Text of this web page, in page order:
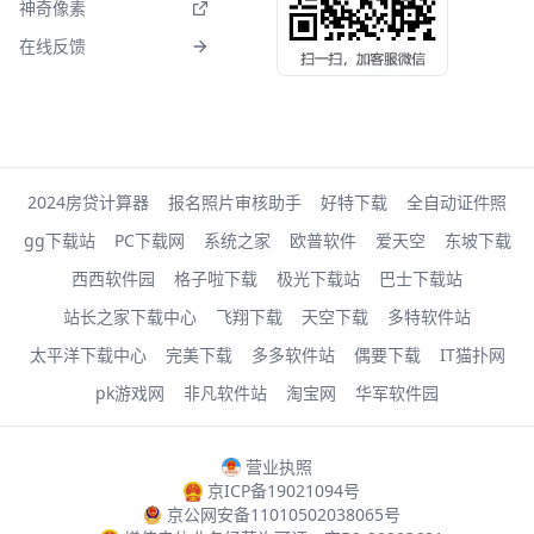
神奇像素
在线反馈
2024房贷计算器 报名照片审核助手 好特下载
全自动证件照
gg下载站
PC下载网 系统之家 欧普软件 爱天空
东坡下载
西西软件园
格子啦下载 极光下载站
巴士下载站
站长之家下载中心
飞翔下载 天空下载
多特软件站
太平洋下载中心
完美下载 多多软件站 偶要下载
IT猫扑网
pk游戏网
非凡软件站 淘宝网 华军软件园
营业执照
京ICP备19021094号
京公网安备11010502038065号